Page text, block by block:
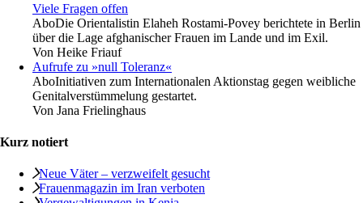
Viele Fragen offen
AboDie Orientalistin Elaheh Rostami-Povey berichtete in Berlin
über die Lage afghanischer Frauen im Lande und im Exil.
Von Heike Friauf
Aufrufe zu »null Toleranz«
AboInitiativen zum Internationalen Aktionstag gegen weibliche
Genitalverstümmelung gestartet.
Von Jana Frielinghaus
Kurz notiert
Neue Väter – verzweifelt gesucht
Frauenmagazin im Iran verboten